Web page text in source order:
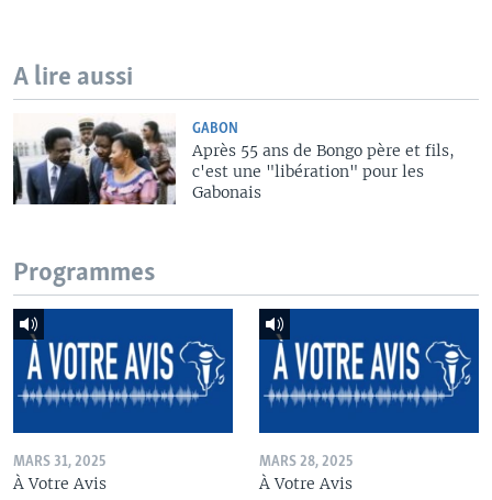
A lire aussi
GABON
Après 55 ans de Bongo père et fils,
c'est une "libération" pour les
Gabonais
Programmes
MARS 31, 2025
À Votre Avis
MARS 28, 2025
À Votre Avis